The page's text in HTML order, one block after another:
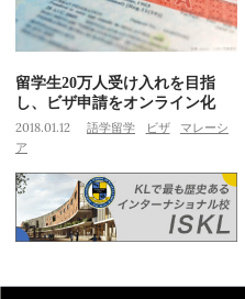
留学生20万人受け入れを目指
し、ビザ申請をオンライン化
2018.01.12 語学留学 ビザ
マレーシ
ア